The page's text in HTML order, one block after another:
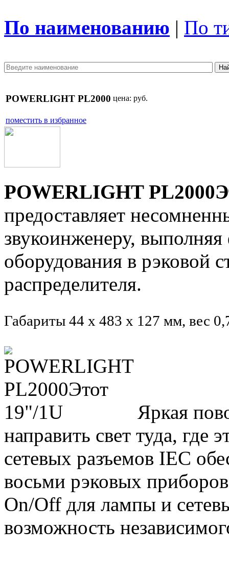
По наименованию | По
POWERLIGHT PL2000 цена: руб.
поместить в избранное
POWERLIGHT
предоставляет
звукоинженеру,
оборудования в рэковой
распределителя.
Габариты 44 х 483 х 127 мм, вес
Яркая
направить свет туда, где
сетевых разъемов IEC
восьми рэковых
On/Off для лампы и
возможность